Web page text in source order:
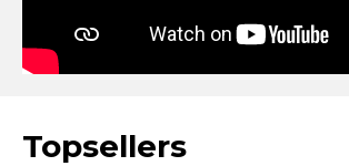
Topsellers